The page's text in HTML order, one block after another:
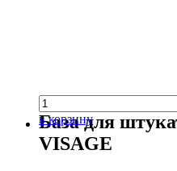
в корзину
База для
VISAGE